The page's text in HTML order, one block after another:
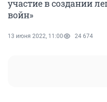
участие в создании
войн»
13 июня 2022, 11:00 24 674